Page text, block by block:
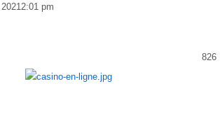
2:01 pm
826